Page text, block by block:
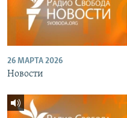
26 МАРТА 2026
Новости